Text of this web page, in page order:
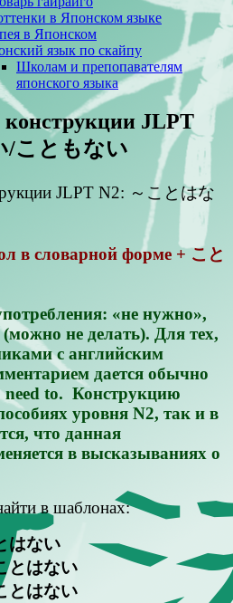
в Японском языке
в Японском
язык по скайпу
Школам и препопавателям
японского языка
JLPT
/こともない
JLPT N2: ～ことはな
в словарной форме + こと
«не нужно»,
(можно не делать). Для тех,
с английским
дается обычно
need to. Конструкцию
уровня N2, так и в
что данная
в высказываниях о
в шаблонах:
はない
とはない
とはない